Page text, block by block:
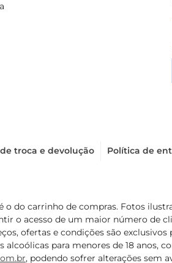
troca e devolução Política de
do carrinho de compras. Fotos
o acesso de um maior número de
ofertas e condições são
para menores de 18 anos,
, podendo sofrer alterações sem